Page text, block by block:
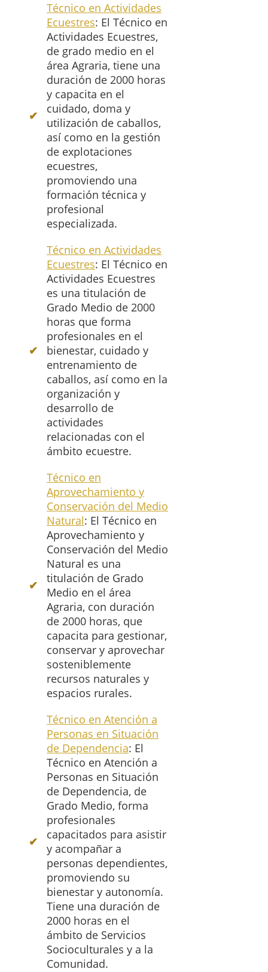
Técnico en Actividades
Ecuestres: El Técnico en
Actividades Ecuestres,
de grado medio en el
área Agraria, tiene una
duración de 2000 horas
y capacita en el
cuidado, doma y
utilización de caballos,
así como en la gestión
de explotaciones
ecuestres,
promoviendo una
formación técnica y
profesional
especializada.
Técnico en Actividades
Ecuestres: El Técnico en
Actividades Ecuestres
es una titulación de
Grado Medio de 2000
horas que forma
profesionales en el
bienestar, cuidado y
entrenamiento de
caballos, así como en la
organización y
desarrollo de
actividades
relacionadas con el
ámbito ecuestre.
Técnico en
Aprovechamiento y
Conservación del Medio
Natural: El Técnico en
Aprovechamiento y
Conservación del Medio
Natural es una
titulación de Grado
Medio en el área
Agraria, con duración
de 2000 horas, que
capacita para gestionar,
conservar y aprovechar
sosteniblemente
recursos naturales y
espacios rurales.
Técnico en Atención a
Personas en Situación
de Dependencia: El
Técnico en Atención a
Personas en Situación
de Dependencia, de
Grado Medio, forma
profesionales
capacitados para asistir
y acompañar a
personas dependientes,
promoviendo su
bienestar y autonomía.
Tiene una duración de
2000 horas en el
ámbito de Servicios
Socioculturales y a la
Comunidad.